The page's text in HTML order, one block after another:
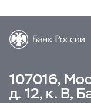
107016,
д. 12, к. В,